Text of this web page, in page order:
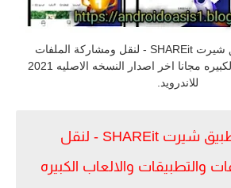
تحميل وتنزيل تطبيق شيرت SHAREit - لنقل ومشاركة الملفات
والتطبيقات والالعاب الكبيره مجانا اخر اصدار النسخه الاصليه 2021
للاندرويد.
*مميزات تطبيق شيرت SHAREit - لنقل
والتطبيقات والالعاب الكبيره